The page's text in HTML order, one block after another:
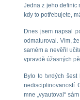
Jedna z jeho definic
kdy to potřebujete,
Dnes jsem napsal
odmaturoval. Vím,
samém a nevěřil
vpravdě úžasných
Bylo to tvrdých
nedisciplinovaností.
mne „vyautoval“